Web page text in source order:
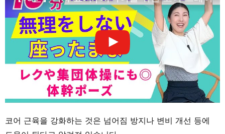
코어 근육을 강화하는 것은 넘어짐 방지나 변비 개선 등에